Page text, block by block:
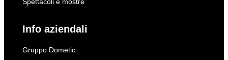
Info aziendali
Gruppo Dometic